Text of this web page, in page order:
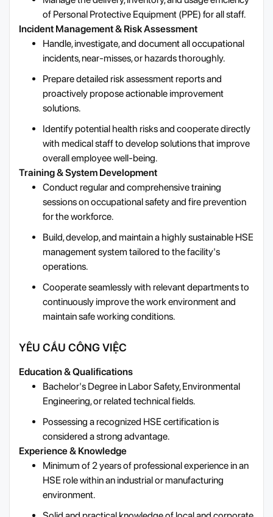
of Personal Protective Equipment (PPE) for all staff.
Incident Management & Risk Assessment
Handle, investigate, and document all occupational
incidents, near-misses, or hazards thoroughly.
Prepare detailed risk assessment reports and
proactively propose actionable improvement
solutions.
Identify potential health risks and cooperate directly
with medical staff to develop solutions that improve
overall employee well-being.
Training & System Development
Conduct regular and comprehensive training
sessions on occupational safety and fire prevention
for the workforce.
Build, develop, and maintain a highly sustainable HSE
management system tailored to the facility's
operations.
Cooperate seamlessly with relevant departments to
continuously improve the work environment and
maintain safe working conditions.
YÊU CẦU CÔNG VIỆC
Education & Qualifications
Bachelor's Degree in Labor Safety, Environmental
Engineering, or related technical fields.
Possessing a recognized HSE certification is
considered a strong advantage.
Experience & Knowledge
Minimum of 2 years of professional experience in an
HSE role within an industrial or manufacturing
environment.